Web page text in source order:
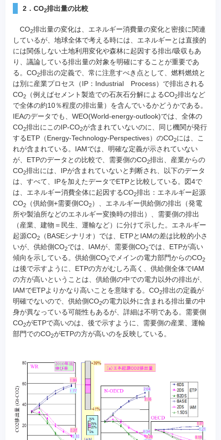
2．CO2排出量の比較
CO2排出量の変化は、エネルギー消費量の変化と密接に関連
しているが、地球全体で考える時には、エネルギーとは直接的
には関係しない土地利用変化や森林に起因する排出/吸収もあ
り、議論している排出量の対象を明確にすることが重要であ
る。CO2排出の定義で、常に注意すべき点として、燃料燃焼と
は別に産業プロセス（IP：Industrial Process）で排出される
CO2（例えばセメント製造での石灰石分解によるCO2排出など
で全体の約10％程度の排出量）を含んでいるかどうかである。
IEAのデータでも、WEO(World-energy-outlook)では、全体の
CO2排出にこのIP-CO2が含まれていないのに、同じ機関が発行
するETP（Energy-Technology-Perspectives）のCO2には、こ
れが含まれている。IAMでは、明確な定義が示されていない
が、ETPのデータとの比較で、需要側のCO2排出、産業からの
CO2排出には、IPが含まれていないと判断され、以下のデータ
は、すべて、IPを加えたデータでETPと比較している。図4で
は、エネルギー消費全体に起因するCO2排出：エネルギー起源
CO2（供給側+需要側CO2）、エネルギー供給側の排出（発電
所や製油所などのエネルギー変換時の排出）、需要側の排出
（産業、建物＝民生、運輸など）に分けて示した。エネルギー
起源CO2（BASEシナリオ）では、ETPとIAMの差は比較的小さ
いが、供給側CO2では、IAMが、需要側CO2では、ETPが高い
傾向を示している。供給側CO2でメインの電力部門からのCO2
は後で示すように、ETPの方がむしろ高く、供給側全体でIAM
の方が高いということは、供給側の中での電力以外の排出が、
IAMでETPよりかなり高いことを意味する。CO2排出の定義が
明確でないので、供給側CO2の電力以外に含まれる排出量の中
身が異なっている可能性もあるが、詳細は不明である。需要側
CO2がETPで高いのは、後で示すように、需要側の産業、運輸
部門でのCO2がETPの方が高いのを反映している。